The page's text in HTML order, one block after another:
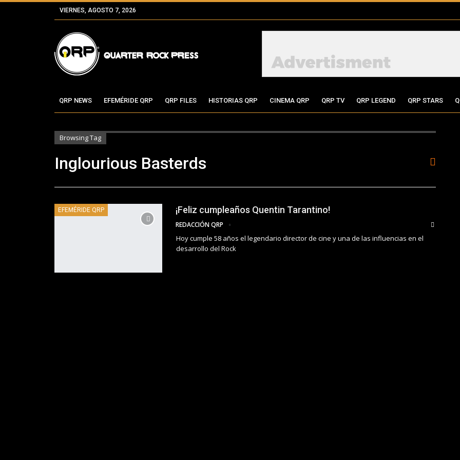
VIERNES, AGOSTO 7, 2026
QRP NEWS EFEMÉRIDE QRP QRP FILES HISTORIAS QRP CINEMA QRP QRP TV QRP LEGEND QRP STARS
Browsing Tag
Inglourious Basterds
EFEMÉRIDE QRP ¡Feliz cumpleaños Quentin Tarantino!
REDACCIÓN QRP
Hoy cumple 58 años el legendario director de cine y una de las influencias en el
desarrollo del Rock